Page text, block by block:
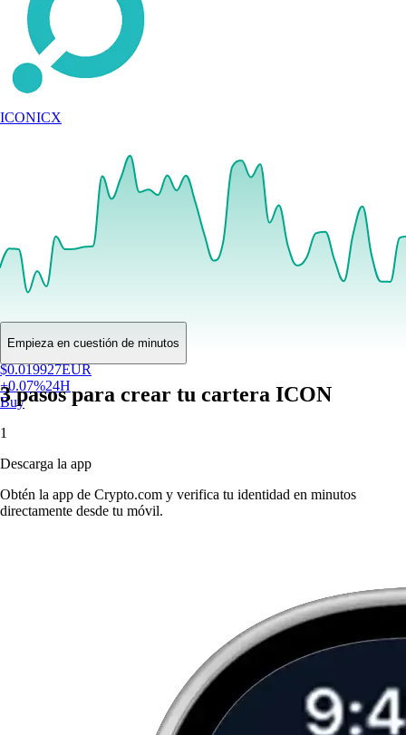
ICONICX
$0.019927EUR
+0.07%24H
Buy
Empieza en cuestión de minutos
3 pasos para crear tu cartera ICON
1
Descarga la app
Obtén la app de Crypto.com y verifica tu identidad en minutos
directamente desde tu móvil.